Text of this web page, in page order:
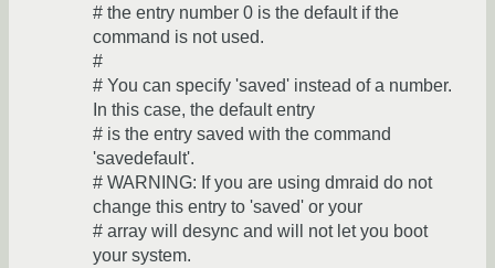
# the entry number 0 is the default if the
command is not used.
#
# You can specify 'saved' instead of a number.
In this case, the default entry
# is the entry saved with the command
'savedefault'.
# WARNING: If you are using dmraid do not
change this entry to 'saved' or your
# array will desync and will not let you boot
your system.